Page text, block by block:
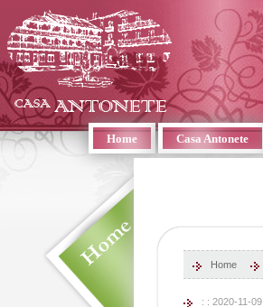
Home Casa Antonete
Home
: : 2020-11-09